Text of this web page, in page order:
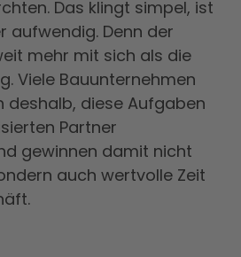
Das klingt simpel, ist
aufwendig. Denn der
mehr mit sich als die
Viele Bauunternehmen
deshalb, diese Aufgaben
Partner
gewinnen damit nicht
auch wertvolle Zeit